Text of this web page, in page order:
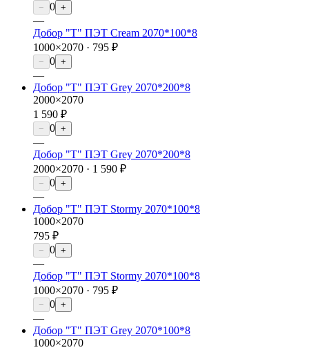
− 0 +
—
Добор "Т" ПЭТ Cream 2070*100*8
1000×2070 · 795 ₽
− 0 +
—
Добор "Т" ПЭТ Grey 2070*200*8
2000×2070
1 590 ₽
− 0 +
—
Добор "Т" ПЭТ Grey 2070*200*8
2000×2070 · 1 590 ₽
− 0 +
—
Добор "Т" ПЭТ Stormy 2070*100*8
1000×2070
795 ₽
− 0 +
—
Добор "Т" ПЭТ Stormy 2070*100*8
1000×2070 · 795 ₽
− 0 +
—
Добор "Т" ПЭТ Grey 2070*100*8
1000×2070